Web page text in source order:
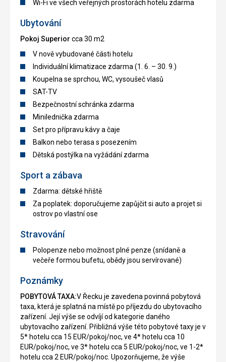
Wi-Fi ve všech veřejných prostorách hotelu zdarma
Ubytování
Pokoj Superior cca 30 m2
V nově vybudované části hotelu
Individuální klimatizace zdarma (1. 6. – 30. 9.)
Koupelna se sprchou, WC, vysoušeč vlasů
SAT-TV
Bezpečnostní schránka zdarma
Minilednička zdarma
Set pro přípravu kávy a čaje
Balkon nebo terasa s posezením
Dětská postýlka na vyžádání zdarma
Sport a zábava
Zdarma: dětské hřiště
Za poplatek: doporučujeme zapůjčit si auto a projet si
ostrov po vlastní ose
Stravování
Polopenze nebo možnost plné penze (snídaně a
večeře formou bufetu, obědy jsou servírované)
Poznámky
POBYTOVÁ TAXA:V Řecku je zavedena povinná pobytová
taxa, která je splatná na místě po příjezdu do ubytovacího
zařízení. Její výše se odvíjí od kategorie daného
ubytovacího zařízení. Přibližná výše této pobytové taxy je v
5* hotelu cca 15 EUR/pokoj/noc, ve 4* hotelu cca 10
EUR/pokoj/noc, ve 3* hotelu cca 5 EUR/pokoj/noc, ve 1-2*
hotelu cca 2 EUR/pokoj/noc. Upozorňujeme, že výše